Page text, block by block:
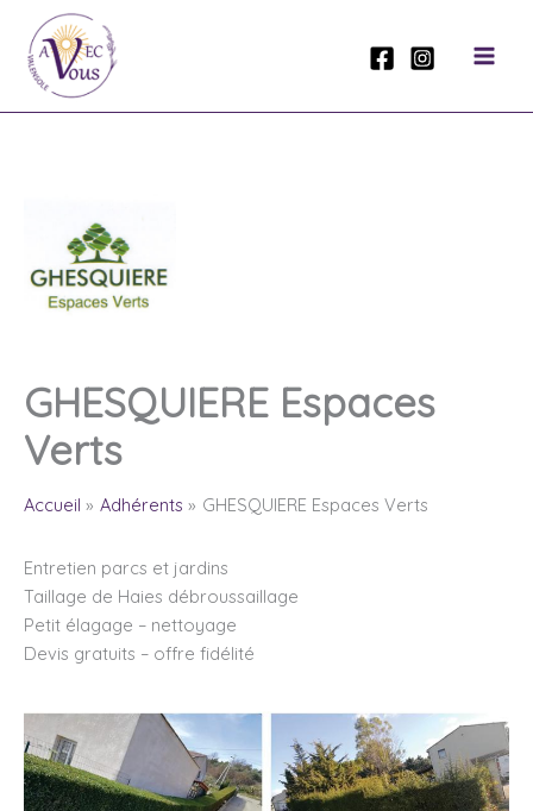
contenu
GHESQUIERE Espaces
Verts
Accueil Adhérents GHESQUIERE Espaces Verts
Entretien parcs et jardins
Taillage de Haies débroussaillage
Petit élagage – nettoyage
Devis gratuits – offre fidélité